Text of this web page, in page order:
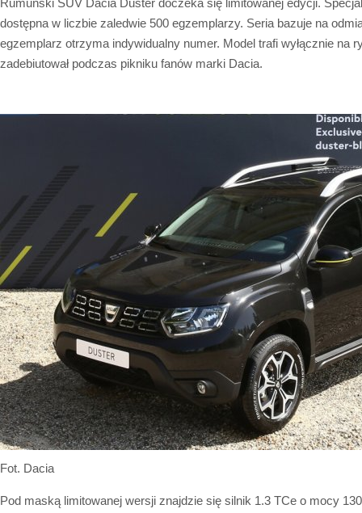
Rumuński SUV Dacia Duster doczeka się limitowanej edycji.
dostępna w liczbie zaledwie 500 egzemplarzy. Seria bazuje na
egzemplarz otrzyma indywidualny numer. Model trafi wyłącznie na
zadebiutował podczas pikniku fanów marki Dacia.
Fot. Dacia
Pod maską limitowanej wersji znajdzie się silnik 1.3 TCe o mocy